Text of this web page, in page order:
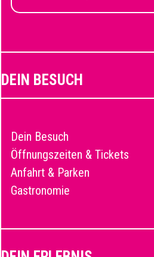
DEIN BESUCH
Dein Besuch
Öffnungszeiten & Tickets
Anfahrt & Parken
Gastronomie